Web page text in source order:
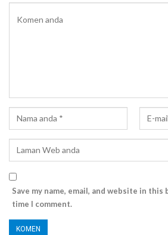
Save my name, email, and website in
time I comment.